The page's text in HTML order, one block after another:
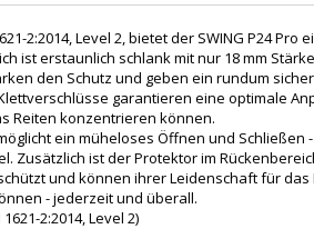
2:2014, Level 2, bietet der SWING P24
ist erstaunlich schlank mit nur 18 mm
den Schutz und geben ein rundum
garantieren eine optimale
Reiten konzentrieren können.
ein müheloses Öffnen und
Zusätzlich ist der Protektor im
und können ihrer Leidenschaft für
- jederzeit und überall.
2:2014, Level 2)